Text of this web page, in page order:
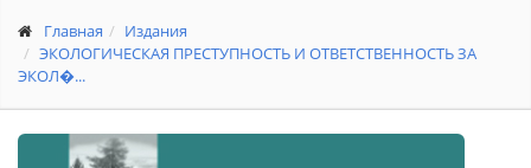
Главная
Издания
ЭКОЛОГИЧЕСКАЯ ПРЕСТУПНОСТЬ И ОТВЕТСТВЕННОСТЬ ЗА
ЭКОЛ�...